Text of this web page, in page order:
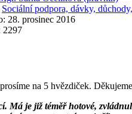
Sociální podpora, dávky,
28. prosinec 2016
2297
na 5 hvězdiček.
Má je již téměř hotové,